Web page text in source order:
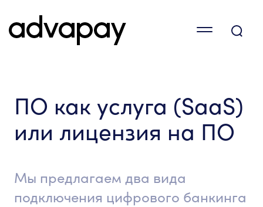
ПО как услуга (SaaS)
или лицензия на ПО
Мы предлагаем два вида
подключения цифрового банкинга